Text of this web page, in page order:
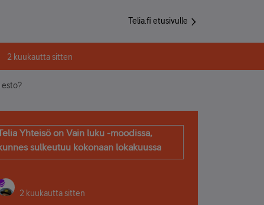
Telia.fi etusivulle
2 kuukautta sitten
esto?
Yhteisö on Vain luku -moodissa,
sulkeutuu kokonaan lokakuussa
2 kuukautta sitten